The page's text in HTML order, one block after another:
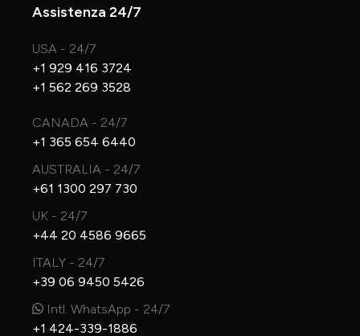
Assistenza 24/7
USA - 24/7
+1 929 416 3724
+1 562 269 3528
CANADA - 24/7
+1 365 654 6440
AUSTRALIA - 24/7
+61 1300 297 730
UK - 24/7
+44 20 4586 9665
ITALY - 24/7
+39 06 9450 5426
Intl. WhatsApp - 24/7
+1 424-339-1886